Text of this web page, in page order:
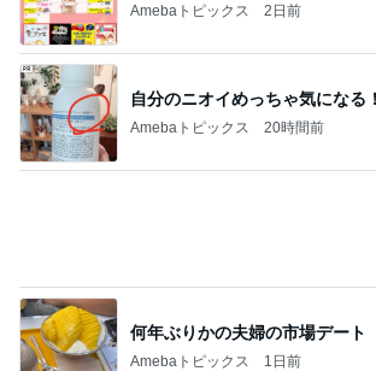
Amebaトピックス 2日前
自分のニオイめっちゃ気になる！
Amebaトピックス 20時間前
何年ぶりかの夫婦の市場デート
Amebaトピックス 1日前